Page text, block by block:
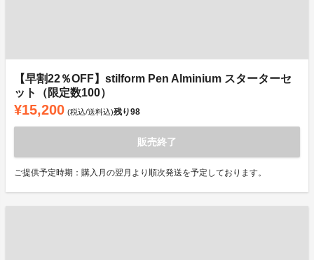
【早割22％OFF】stilform Pen Alminium スターターセ
ット（限定数100）
¥15,200 (税込/送料込)残り98
販売終了
ご提供予定時期：購入月の翌月より順次発送を予定しております。